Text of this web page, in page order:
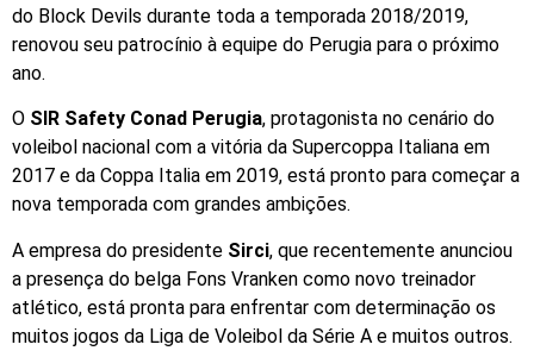
do Block Devils durante toda a temporada 2018/2019,
renovou seu patrocínio à equipe do Perugia para o próximo
ano.
O SIR Safety Conad Perugia, protagonista no cenário do
voleibol nacional com a vitória da Supercoppa Italiana em
2017 e da Coppa Italia em 2019, está pronto para começar a
nova temporada com grandes ambições.
A empresa do presidente Sirci, que recentemente anunciou
a presença do belga Fons Vranken como novo treinador
atlético, está pronta para enfrentar com determinação os
muitos jogos da Liga de Voleibol da Série A e muitos outros.